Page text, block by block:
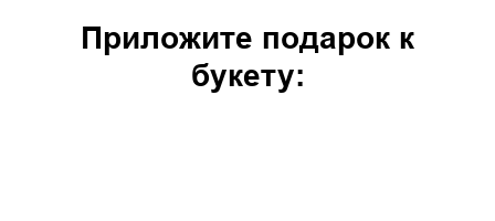
Приложите подарок к
букету: